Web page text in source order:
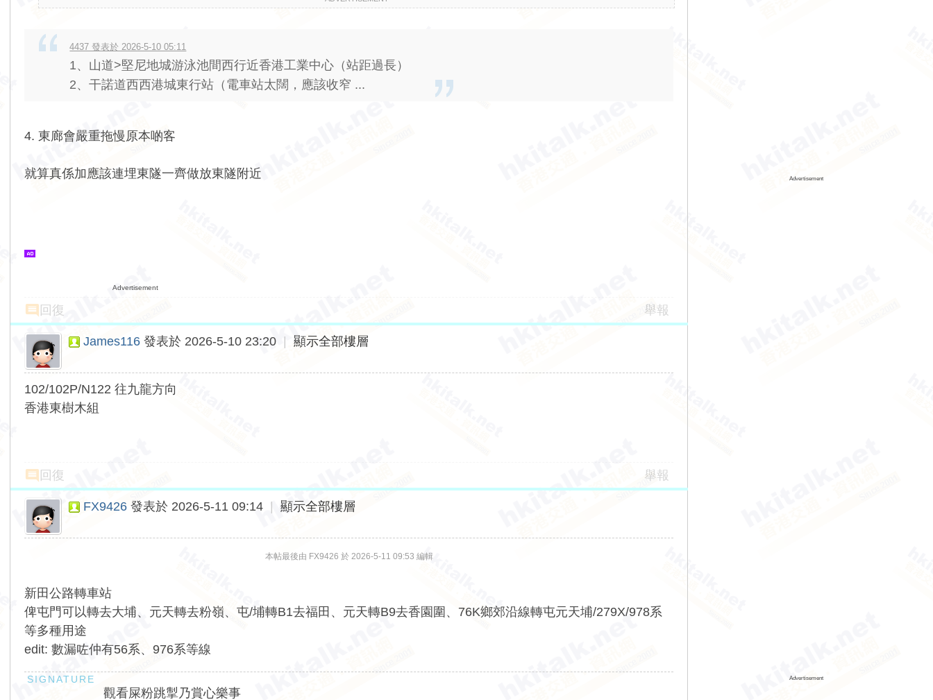
4437 發表於 2026-5-10 05:11
1、山道>堅尼地城游泳池間西行近香港工業中心（站距過長）
2、干諾道西西港城東行站（電車站太闊，應該收窄 ...
4. 東廊會嚴重拖慢原本啲客
就算真係加應該連埋東隧一齊做放東隧附近
Advertisement
回復 舉報
James116 發表於 2026-5-10 23:20 顯示全部樓層
102/102P/N122 往九龍方向
香港東樹木組
回復 舉報
FX9426 發表於 2026-5-11 09:14 顯示全部樓層
本帖最後由 FX9426 於 2026-5-11 09:53 編輯
新田公路轉車站
俾屯門可以轉去大埔、元天轉去粉嶺、屯/埔轉B1去福田、元天轉B9去香園圍、76K鄉郊沿線轉屯元天埔/279X/978系
等多種用途
edit: 數漏咗仲有56系、976系等線
觀看屎粉跳掣乃賞心樂事
Advertisement
Advertisement